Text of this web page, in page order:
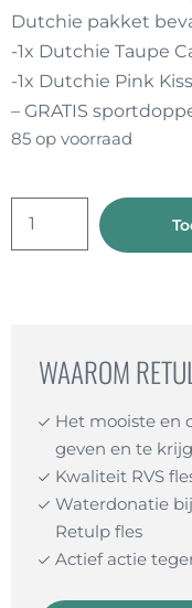
€
Dutchie pakket
-1x Dutchie Taupe
-1x Dutchie Pink
– GRATIS
85 op voorraad
Waterflessen
WAAROM
Het mooiste en
geven en te
Kwaliteit RVS
Waterdonatie
Retulp fles
Actief actie